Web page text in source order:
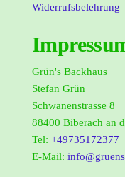
Widerrufsbelehrung
Grün's Backhaus
Stefan Grün
Schwanenstrasse 8
88400 Biberach an
Tel: +49735172377
E-Mail: